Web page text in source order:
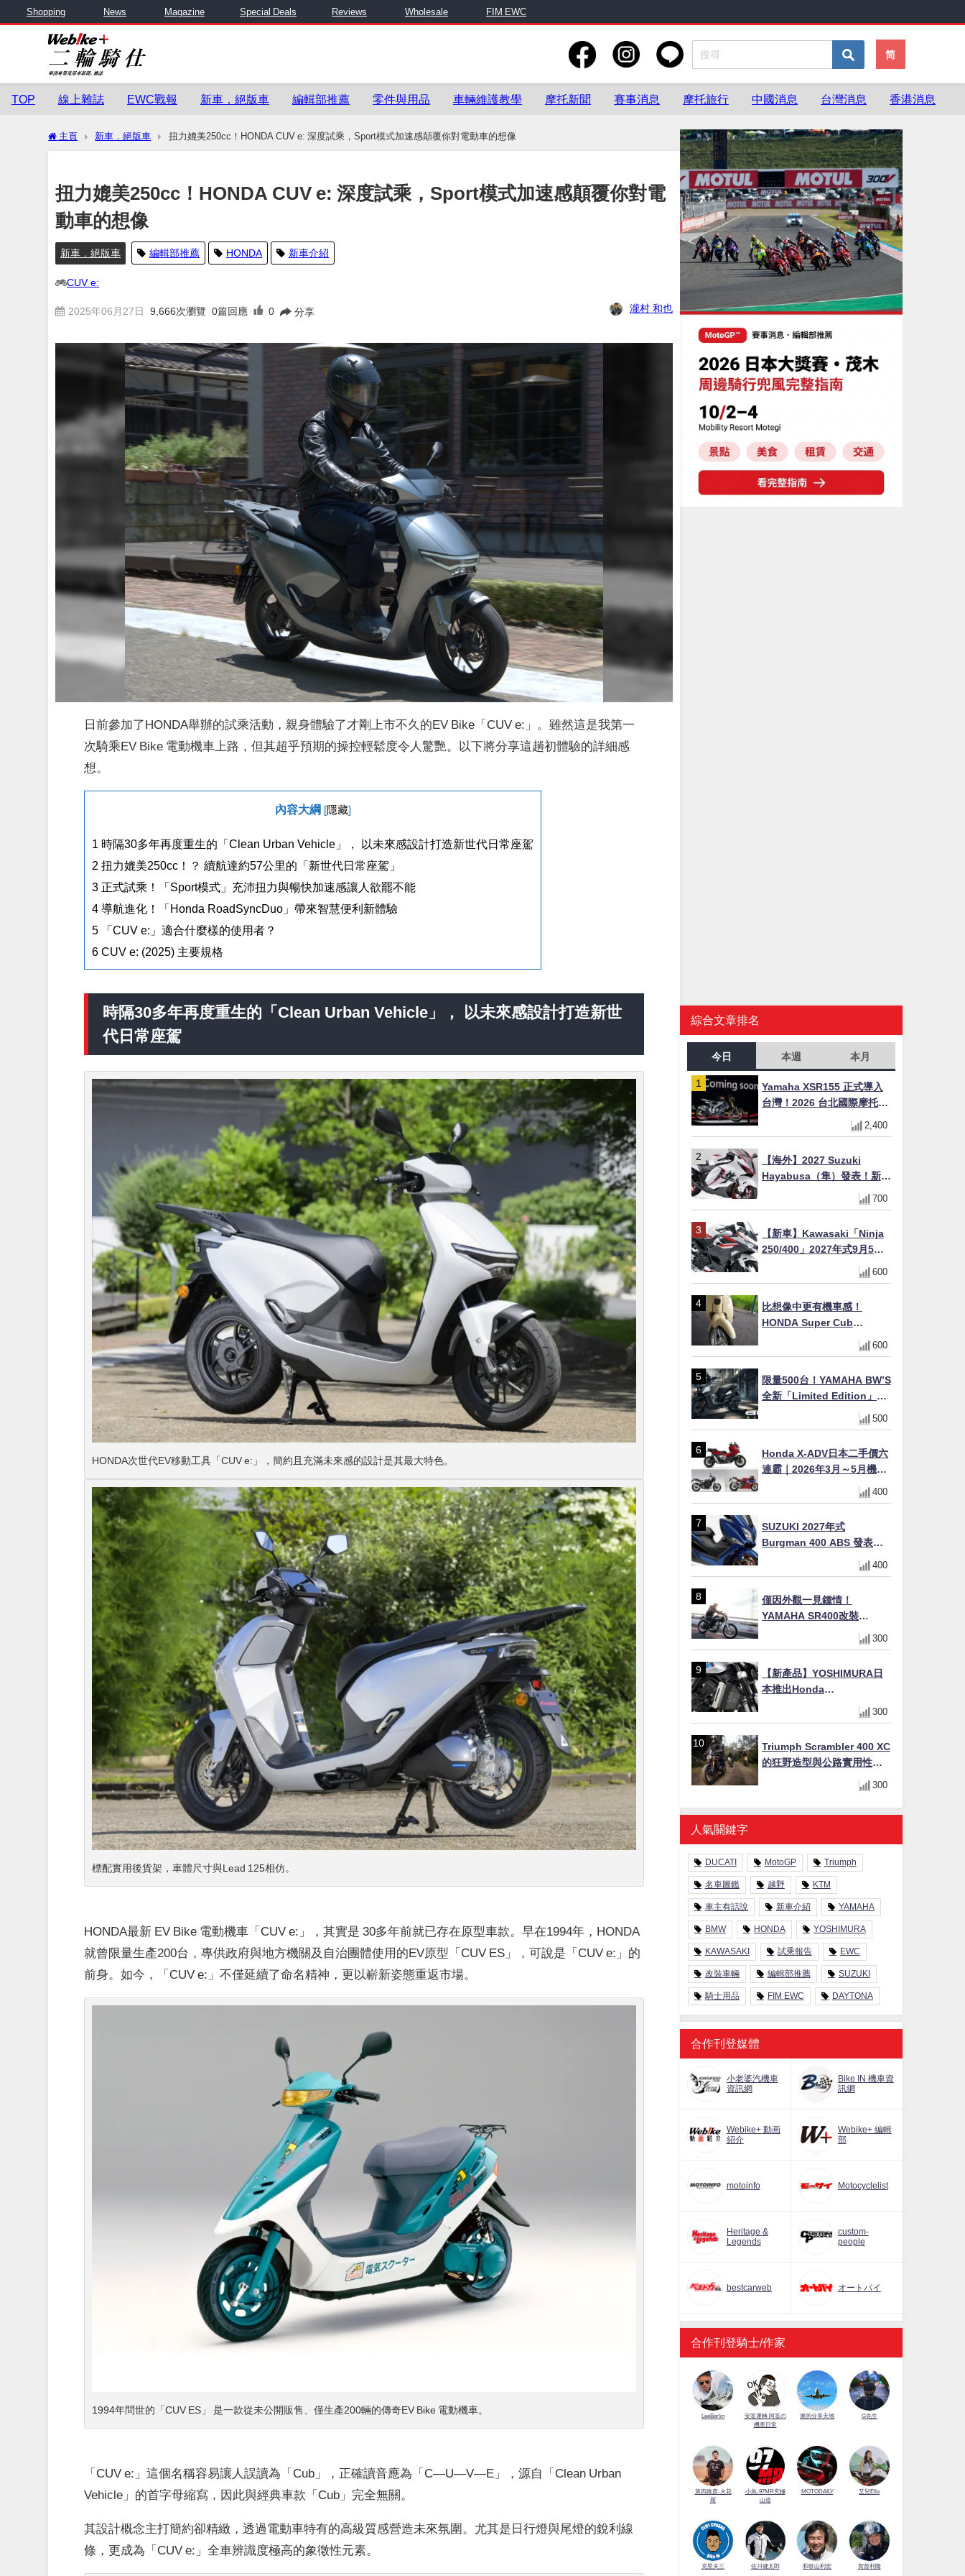
Shopping News Magazine Special Deals Reviews Wholesale FIM EWC
简
TOP 線上雜誌 EWC戰報 新車．絕版車 編輯部推薦 零件與用品 車輛維護教學 摩托新聞 賽事消息 摩托旅行 中國消息 台灣消息 香港消息
主頁 新車．絕版車 扭力媲美250cc！HONDA CUV e: 深度試乘，Sport模式加速感顛覆你對電動車的想像
扭力媲美250cc！HONDA CUV e: 深度試乘，Sport模式加速感顛覆你對電
動車的想像
新車．絕版車 編輯部推薦 HONDA 新車介紹
CUV e:
2025年06月27日 9,666次瀏覽 0篇回應 0 分享 瀧村 和也
日前參加了HONDA舉辦的試乘活動，親身體驗了才剛上市不久的EV Bike「CUV e:」。雖然這是我第一
次騎乘EV Bike 電動機車上路，但其超乎預期的操控輕鬆度令人驚艷。以下將分享這趟初體驗的詳細感
想。
內容大綱 隱藏]
1 時隔30多年再度重生的「Clean Urban Vehicle」， 以未來感設計打造新世代日常座駕
2 扭力媲美250cc！？ 續航達約57公里的「新世代日常座駕」
3 正式試乘！「Sport模式」充沛扭力與暢快加速感讓人欲罷不能
4 導航進化！「Honda RoadSyncDuo」帶來智慧便利新體驗
5 「CUV e:」適合什麼樣的使用者？
6 CUV e: (2025) 主要規格
時隔30多年再度重生的「Clean Urban Vehicle」， 以未來感設計打造新世
代日常座駕
HONDA次世代EV移動工具「CUV e:」，簡約且充滿未來感的設計是其最大特色。
標配實用後貨架，車體尺寸與Lead 125相仿。
HONDA最新 EV Bike 電動機車「CUV e:」，其實是 30多年前就已存在原型車款。早在1994年，HONDA
就曾限量生產200台，專供政府與地方機關及自治團體使用的EV原型「CUV ES」，可說是「CUV e:」的
前身。如今，「CUV e:」不僅延續了命名精神，更以嶄新姿態重返市場。
1994年問世的「CUV ES」是一款從未公開販售 、僅生產200輛的傳奇EV Bike 電動機車。
「CUV e:」這個名稱容易讓人誤讀為「Cub」，正確讀音應為「C—U—V—E」，源自「Clean Urban
Vehicle」的首字母縮寫，因此與經典車款「Cub」完全無關。
其設計概念主打簡約卻精緻，透過電動車特有的高級質感營造未來氛圍。尤其是日行燈與尾燈的銳利線
條，更成為「CUV e:」全車辨識度極高的象徵性元素。
綜合文章排名
今日 本週 本月
Yamaha XSR155 正式導入
台灣！2026 台北國際摩托車
展亮相，70 週年紀念版
YZF-R 系列限量追加販售
2,400
【海外】2027 Suzuki
Hayabusa（隼）發表！新增
Special Edition 特仕版，全
新珍珠白塗裝與專屬配備登
700
【新車】Kawasaki「Ninja
250/400」2027年式9月5日
日本發售！新塗裝登場×價格
不變×輔助滑動式離合器
600
比想像中更有機車感！
HONDA Super Cub
110【Webike愛車精選】
600
限量500台！YAMAHA BW’S
全新「Limited Edition」都
市探索限定色 GOOPiMADE
聯名包同步登場
500
Honda X-ADV日本二手價六
連霸｜2026年3月～5月機車
轉售排行榜 CBR1000RR-R
FIREBLADE SP首度躋身前
400
SUZUKI 2027年式
Burgman 400 ABS 發表！
8/18日本上市、支援E10汽油
售價98萬100日圓
400
僅因外觀一見鍾情！
YAMAHA SR400改裝
Tracker風格｜ 女車主的機車
人生蛻變記
300
【新產品】YOSHIMURA日
本推出Honda
CB1000F/CB1000 HORNET
專用水箱護網，六角網紋設
300
Triumph Scrambler 400 XC
的狂野造型與公路實用性的
300
人氣關鍵字
DUCATI MotoGP Triumph
名車圖鑑 越野 KTM
車主有話說 新車介紹 YAMAHA
BMW HONDA YOSHIMURA
KAWASAKI 試乘報告 EWC
改裝車輛 編輯部推薦 SUZUKI
騎士用品 FIM EWC DAYTONA
合作刊登媒體
小老婆汽機車
資訊網
Bike IN 機車資
訊網
Webike+ 動画
紹介
Webike+ 編輯
部
motoinfo Motocyclelist
Heritage &
Legends
custom-
people
bestcarweb オートバイ
合作刊登騎士/作家
LeeBerlin
安筌運轉 阿筌の
機車日常
展的分享天地 G先生
第四維度-火花
羅
小魚-97MR究極
山道
MOTODAILY 艾兒Elle
克里夫三 佐川健太郎 和歌山利宏 賀曾利隆